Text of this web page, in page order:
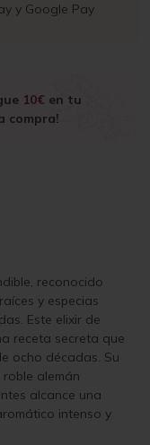
y Google Pay
10€ en tu
compra!
reconocido
y especias
Este elixir de
receta secreta que
ocho décadas. Su
alemán
alcance una
intenso y